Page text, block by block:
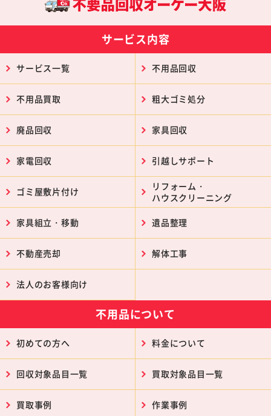
サービス内容
サービス一覧 不用品回収
不用品買取 粗大ゴミ処分
廃品回収 家具回収
家電回収 引越しサポート
ゴミ屋敷片付け
リフォーム・
ハウスクリーニング
家具組立・移動 遺品整理
不動産売却 解体工事
法人のお客様向け
不用品について
初めての方へ 料金について
回収対象品目一覧 買取対象品目一覧
買取事例 作業事例